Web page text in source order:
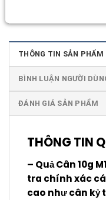
THÔNG TIN SẢN PHẨM
BÌNH LUẬN NGƯỜI
ĐÁNH GIÁ SẢN PHẨM
THÔNG TIN
– Quả Cân 10g
tra chính xác
cao như cân kỷ